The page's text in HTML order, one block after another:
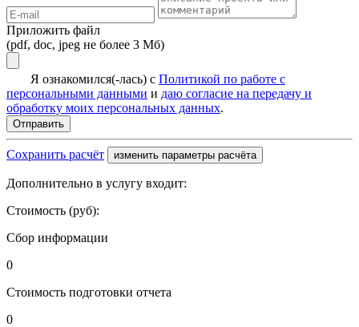
Приложить файл
(pdf, doc, jpeg не более 3 Мб)
Я ознакомился(-лась) с Политикой по работе с
персональными данными и даю согласие на передачу и
обработку моих персональных данных.
Сохранить расчёт изменить параметры расчёта
Дополнительно в услугу входит:
Стоимость (руб):
Сбор информации
0
Стоимость подготовки отчета
0